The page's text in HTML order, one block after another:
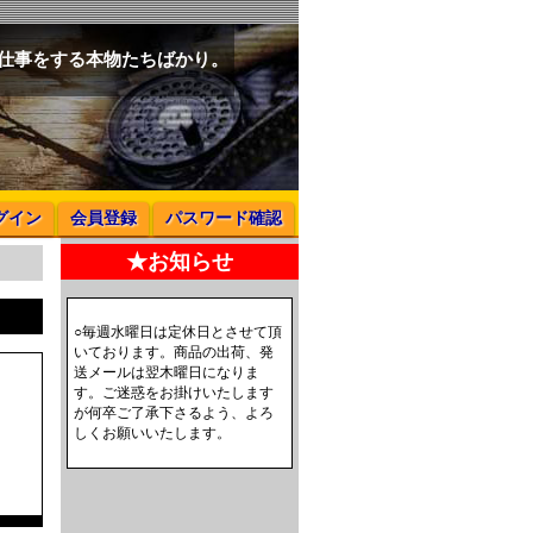
事をする本物たちばかり。
イン 会員登録 パスワード確認
★お知らせ
○毎週水曜日は定休日とさせて頂
いております。商品の出荷、発
送メールは翌木曜日になりま
す。ご迷惑をお掛けいたします
が何卒ご了承下さるよう、よろ
しくお願いいたします。